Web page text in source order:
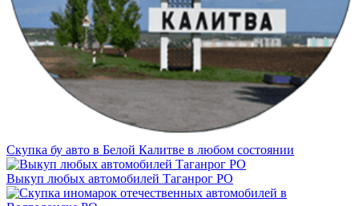
Скупка бу авто в Белой Калитве в любом состоянии
Выкуп любых автомобилей Таганрог РО